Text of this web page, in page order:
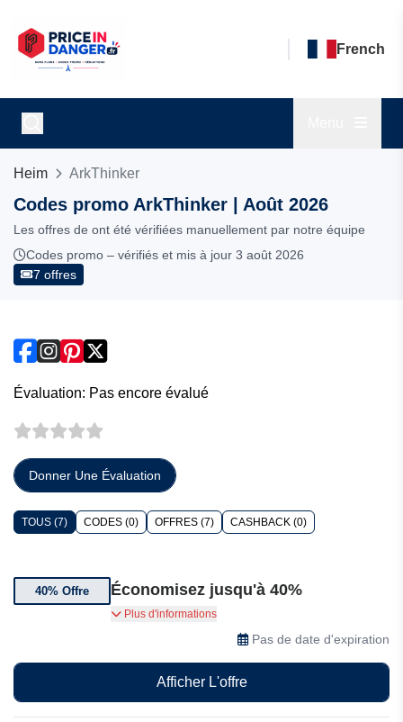
French
Heim ArkThinker
Codes promo ArkThinker | Août 2026
Les offres de ont été vérifiées manuellement par notre équipe
Codes promo – vérifiés et mis à jour 3 août 2026
7 offres
Évaluation: Pas encore évalué
Donner Une Évaluation
TOUS (7) CODES (0) OFFRES (7) CASHBACK (0)
40% Offre Économisez jusqu'à 40%
Bénéficiez jusqu'à 40% de réduction sur une
sélection d'abonnements ArkThinker.
Plus d'informations
Pas de date d'expiration
Afficher L'offre